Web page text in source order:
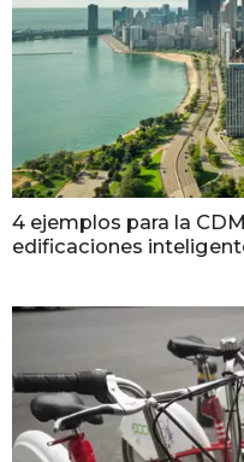
4 ejemplos para la
edificaciones